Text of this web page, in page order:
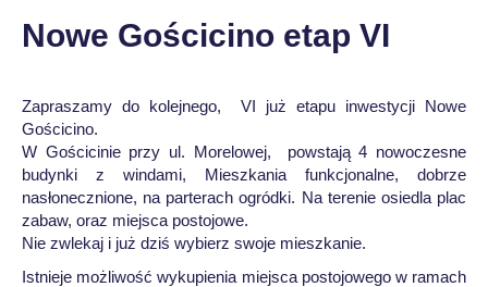
Nowe Gościcino etap VI
Zapraszamy do kolejnego, VI już etapu inwestycji Nowe
Gościcino.
W Gościcinie przy ul. Morelowej, powstają 4 nowoczesne
budynki z windami, Mieszkania funkcjonalne, dobrze
nasłonecznione, na parterach ogródki. Na terenie osiedla plac
zabaw, oraz miejsca postojowe.
Nie zwlekaj i już dziś wybierz swoje mieszkanie.
Istnieje możliwość wykupienia miejsca postojowego w ramach